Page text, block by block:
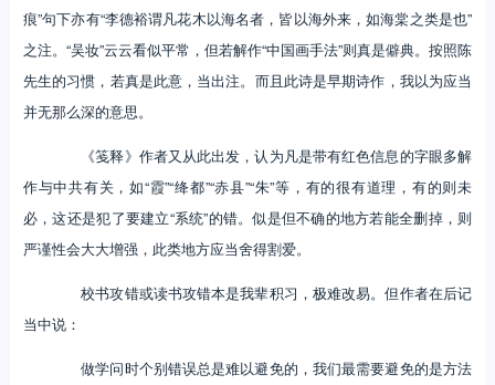
痕”句下亦有“李德裕谓凡花木以海名者，皆以海外来，如海棠之类是也”
之注。“吴妆”云云看似平常，但若解作“中国画手法”则真是僻典。按照陈
先生的习惯，若真是此意，当出注。而且此诗是早期诗作，我以为应当
并无那么深的意思。
《笺释》作者又从此出发，认为凡是带有红色信息的字眼多解
作与中共有关，如“霞”“绛都”“赤县”“朱”等，有的很有道理，有的则未
必，这还是犯了要建立“系统”的错。似是但不确的地方若能全删掉，则
严谨性会大大增强，此类地方应当舍得割爱。
校书攻错或读书攻错本是我辈积习，极难改易。但作者在后记
当中说：
做学问时个别错误总是难以避免的，我们最需要避免的是方法